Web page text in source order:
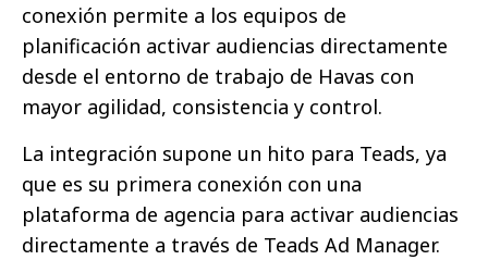
conexión permite a los equipos de
planificación activar audiencias directamente
desde el entorno de trabajo de Havas con
mayor agilidad, consistencia y control.
La integración supone un hito para Teads, ya
que es su primera conexión con una
plataforma de agencia para activar audiencias
directamente a través de Teads Ad Manager.